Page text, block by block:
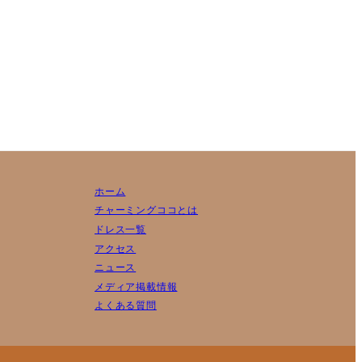
ホーム
チャーミングココとは
ドレス一覧
アクセス
ニュース
メディア掲載情報
よくある質問